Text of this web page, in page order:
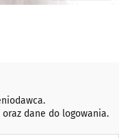
oraz dane do logowania.